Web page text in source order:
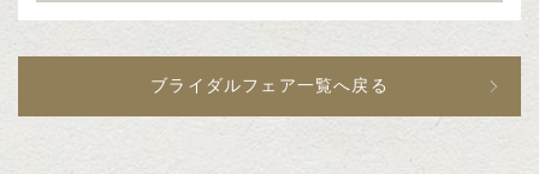
ブライダルフェア一覧へ戻る